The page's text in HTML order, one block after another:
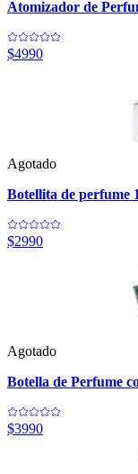
Atomizador de
$4990
Agotado
Botellita de perfume
$2990
Agotado
Botella de Perfume
$3990